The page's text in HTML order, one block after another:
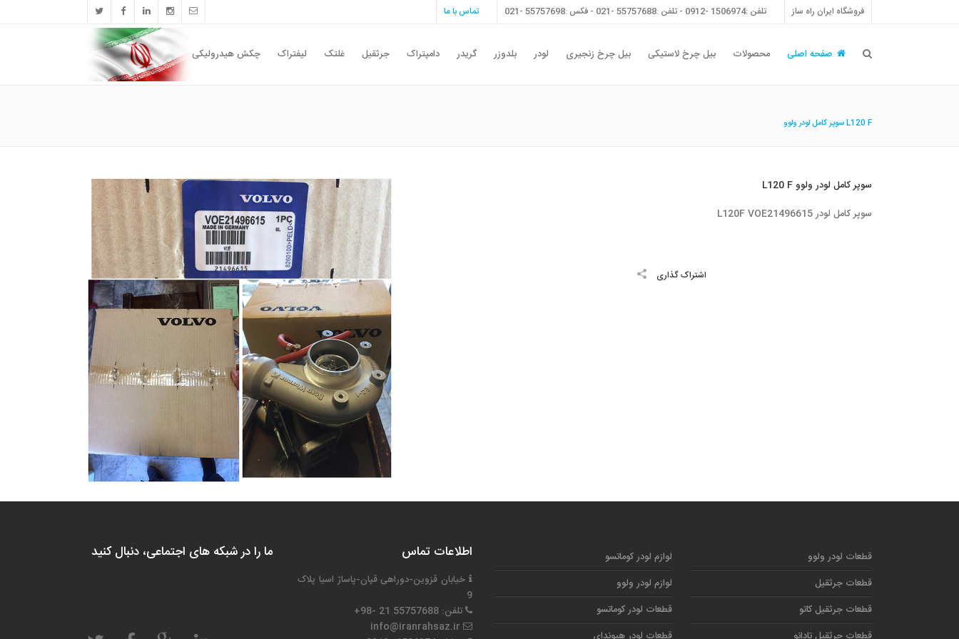
تماس با ما تلفن :1506974 -0912 - تلفن :55757688 -021 - فکس :55757698 -021 فروشگاه ایران راه ساز
چکش هیدرولیکی لیفتراک غلتک جرثقیل دامپتراک گریدر بلدوزر لودر بیل چرخ زنجیری بیل چرخ لاستیکی محصولات صفحه اصلی
سوپر كامل لودر ولوو L120 F
سوپر كامل لودر ولوو L120 F
سوپر كامل لودر L120F VOE21496615
اشتراک گذاری
ما را در شبکه های اجتماعی، دنبال کنید اطلاعات تماس
خیابان قزوین-دوراهی قپان-پاساژ اسیا پلاک
9
تلفن: 55757688 21 -98+
لوازم لودر کوماتسو
لوازم لودر ولوو
قطعات لودر کوماتسو
قطعات لودر ولوو
قطعات جرثقیل
قطعات جرثقیل کاتو